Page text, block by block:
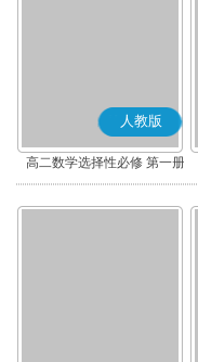
人教版
高二数学选择性必修 第一册
(A版)